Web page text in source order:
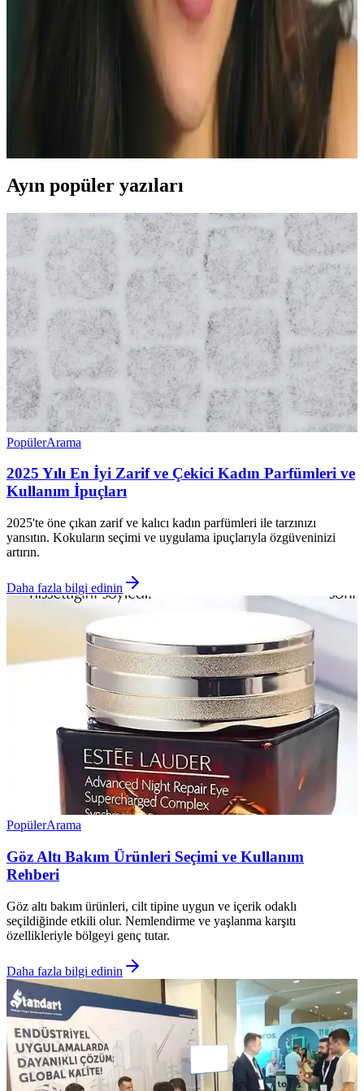
yaşanan bir sorundur. Bu yazıda valf sorunlarının belirtileri, geçici
çözümleri ve iade süreçleri detaylı şekilde ele alınmaktadır.
Hande Erçel'in Kirpik Makyajı: Mascaradan
Takma Kirpiğe Uzunluk ve Hacim Teknikleri
Hande Erçel'in kirpik makyajında YSL ve Hourglass mascaraların
kullanımı, kirpik tarağı teknikleri ve takma kirpik ihtimali detaylıca
inceleniyor. Alt göz makyajı da kusursuzluk sağlıyor.
Ayın popüler yazıları
PopülerArama
2025 Yılı En İyi Zarif ve Çekici Kadın Parfümleri ve
Kullanım İpuçları
2025'te öne çıkan zarif ve kalıcı kadın parfümleri ile tarzınızı
yansıtın. Kokuların seçimi ve uygulama ipuçlarıyla özgüveninizi
artırın.
Daha fazla bilgi edinin
PopülerArama
Göz Altı Bakım Ürünleri Seçimi ve Kullanım
Rehberi
Göz altı bakım ürünleri, cilt tipine uygun ve içerik odaklı
seçildiğinde etkili olur. Nemlendirme ve yaşlanma karşıtı
özellikleriyle bölgeyi genç tutar.
Daha fazla bilgi edinin